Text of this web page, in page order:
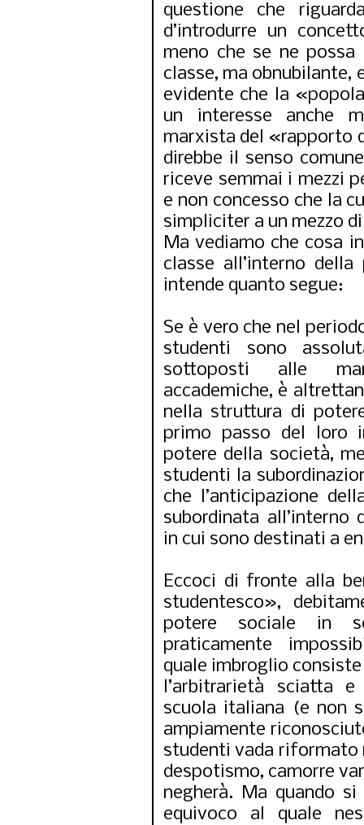
questione che
d’introdurre un
meno che se ne
classe, ma obnubilante,
evidente che la
un interesse anche
marxista del «rapporto
direbbe il senso
riceve semmai i mezzi
e non concesso che la
simpliciter a un mezzo
Ma vediamo che cosa
classe all’interno
intende quanto segue:
Se è vero che nel
studenti sono
sottoposti alle
accademiche, è
nella struttura di
primo passo del loro
potere della società,
studenti la
che l’anticipazione
subordinata all’interno
in cui sono destinati a
Eccoci di fronte alla
studentesco»,
potere sociale in
praticamente
quale imbroglio
l’arbitrarietà sciatta
scuola italiana (e non
ampiamente
studenti vada riformato
despotismo, camorre
negherà. Ma quando
equivoco al quale